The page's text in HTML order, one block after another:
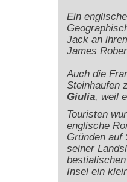
Ein
Jack an
James
Auch die
Steinhaufen
Giulia, weil
Touristen
englische
Gründen auf
seiner
Insel ein